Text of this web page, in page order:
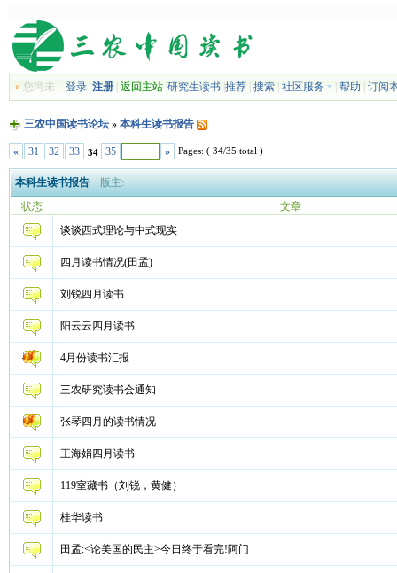
»您尚未 登录 注册| 返回主站| 研究生读书| 推荐| 搜索| 社区服务 帮助 订阅
三农中国读书论坛» 本科生读书报告
« 31 32 33 34 35 » Pages: ( 34/35 total )
本科生读书报告版主:
状态
文章
谈谈西式理论与中式现实
四月读书情况(田孟)
刘锐四月读书
阳云云四月读书
4月份读书汇报
三农研究读书会通知
张琴四月的读书情况
王海娟四月读书
119室藏书（刘锐，黄健）
桂华读书
田孟:<论美国的民主>今日终于看完!阿门